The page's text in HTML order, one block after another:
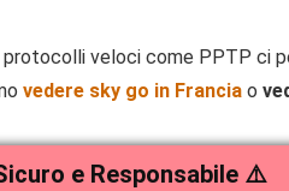
protocolli veloci come PPTP ci
vedere sky go in Francia o
e Responsabile ⚠️